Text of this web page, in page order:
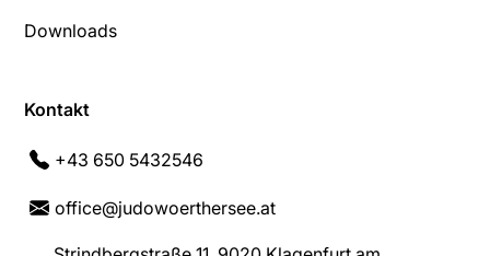
Downloads
Kontakt
+43 650 5432546
office@judowoerthersee.at